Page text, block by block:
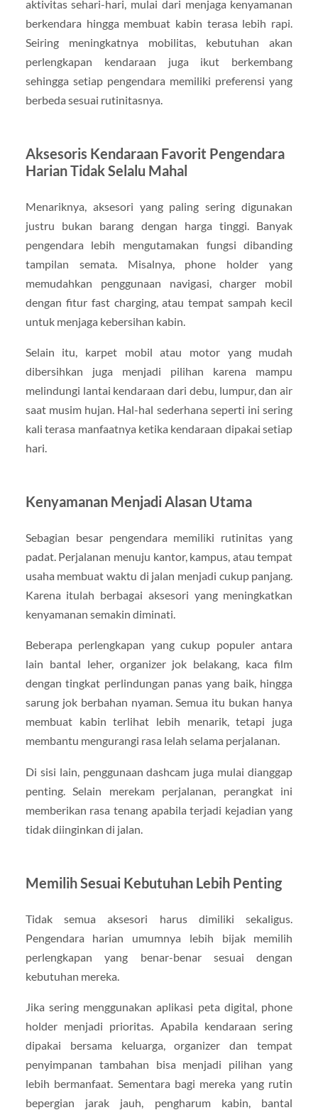
aktivitas sehari-hari, mulai dari menjaga kenyamanan
berkendara hingga membuat kabin terasa lebih rapi.
Seiring meningkatnya mobilitas, kebutuhan akan
perlengkapan kendaraan juga ikut berkembang
sehingga setiap pengendara memiliki preferensi yang
berbeda sesuai rutinitasnya.
Aksesoris Kendaraan Favorit Pengendara
Harian Tidak Selalu Mahal
Menariknya, aksesori yang paling sering digunakan
justru bukan barang dengan harga tinggi. Banyak
pengendara lebih mengutamakan fungsi dibanding
tampilan semata. Misalnya, phone holder yang
memudahkan penggunaan navigasi, charger mobil
dengan fitur fast charging, atau tempat sampah kecil
untuk menjaga kebersihan kabin.
Selain itu, karpet mobil atau motor yang mudah
dibersihkan juga menjadi pilihan karena mampu
melindungi lantai kendaraan dari debu, lumpur, dan air
saat musim hujan. Hal-hal sederhana seperti ini sering
kali terasa manfaatnya ketika kendaraan dipakai setiap
hari.
Kenyamanan Menjadi Alasan Utama
Sebagian besar pengendara memiliki rutinitas yang
padat. Perjalanan menuju kantor, kampus, atau tempat
usaha membuat waktu di jalan menjadi cukup panjang.
Karena itulah berbagai aksesori yang meningkatkan
kenyamanan semakin diminati.
Beberapa perlengkapan yang cukup populer antara
lain bantal leher, organizer jok belakang, kaca film
dengan tingkat perlindungan panas yang baik, hingga
sarung jok berbahan nyaman. Semua itu bukan hanya
membuat kabin terlihat lebih menarik, tetapi juga
membantu mengurangi rasa lelah selama perjalanan.
Di sisi lain, penggunaan dashcam juga mulai dianggap
penting. Selain merekam perjalanan, perangkat ini
memberikan rasa tenang apabila terjadi kejadian yang
tidak diinginkan di jalan.
Memilih Sesuai Kebutuhan Lebih Penting
Tidak semua aksesori harus dimiliki sekaligus.
Pengendara harian umumnya lebih bijak memilih
perlengkapan yang benar-benar sesuai dengan
kebutuhan mereka.
Jika sering menggunakan aplikasi peta digital, phone
holder menjadi prioritas. Apabila kendaraan sering
dipakai bersama keluarga, organizer dan tempat
penyimpanan tambahan bisa menjadi pilihan yang
lebih bermanfaat. Sementara bagi mereka yang rutin
bepergian jarak jauh, pengharum kabin, bantal